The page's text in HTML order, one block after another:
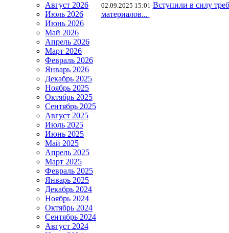
Август 2026
Июль 2026
Июнь 2026
Май 2026
Апрель 2026
Март 2026
Февраль 2026
Январь 2026
Декабрь 2025
Ноябрь 2025
Октябрь 2025
Сентябрь 2025
Август 2025
Июль 2025
Июнь 2025
Май 2025
Апрель 2025
Март 2025
Февраль 2025
Январь 2025
Декабрь 2024
Ноябрь 2024
Октябрь 2024
Сентябрь 2024
Август 2024
02.09.2025 15:01 Вступили в силу
материалов...